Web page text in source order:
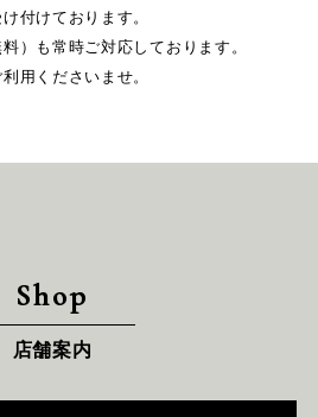
付けております。
）も常時ご対応しております。
用くださいませ。
Shop
店舗案内